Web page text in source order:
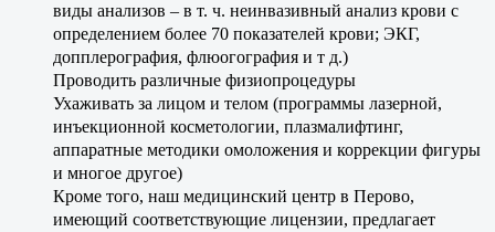
виды анализов – в т. ч. неинвазивный анализ крови с
определением более 70 показателей крови; ЭКГ,
допплерография, флюогография и т д.)
Проводить различные физиопроцедуры
Ухаживать за лицом и телом (программы лазерной,
инъекционной косметологии, плазмалифтинг,
аппаратные методики омоложения и коррекции фигуры
и многое другое)
Кроме того, наш медицинский центр в Перово,
имеющий соответствующие лицензии, предлагает